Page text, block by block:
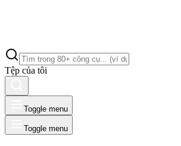
Tệp của tôi
Toggle menu
Toggle menu